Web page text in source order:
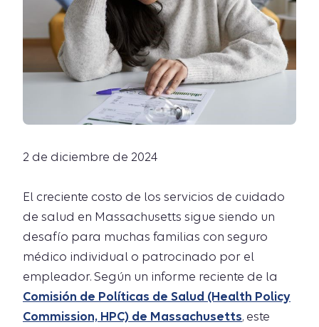
2 de diciembre de 2024
El creciente costo de los servicios de cuidado
de salud en Massachusetts sigue siendo un
desafío para muchas familias con seguro
médico individual o patrocinado por el
empleador. Según un informe reciente de la
Comisión de Políticas de Salud (Health Policy
Commission, HPC) de Massachusetts, este